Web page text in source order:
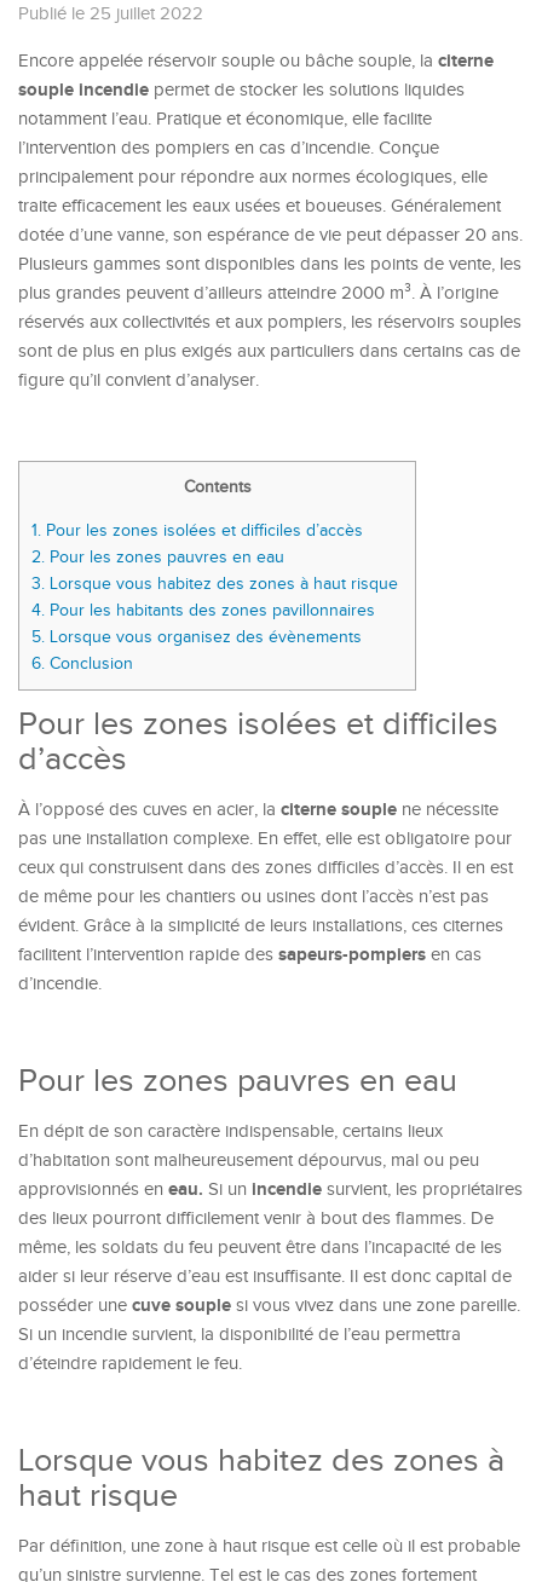
Publié le 25 juillet 2022
Encore appelée réservoir souple ou bâche souple, la citerne
souple incendie permet de stocker les solutions liquides
notamment l’eau. Pratique et économique, elle facilite
l’intervention des pompiers en cas d’incendie. Conçue
principalement pour répondre aux normes écologiques, elle
traite efficacement les eaux usées et boueuses. Généralement
dotée d’une vanne, son espérance de vie peut dépasser 20 ans.
Plusieurs gammes sont disponibles dans les points de vente, les
plus grandes peuvent d’ailleurs atteindre 2000 m³. À l’origine
réservés aux collectivités et aux pompiers, les réservoirs souples
sont de plus en plus exigés aux particuliers dans certains cas de
figure qu’il convient d’analyser.
Contents
1. Pour les zones isolées et difficiles d’accès
2. Pour les zones pauvres en eau
3. Lorsque vous habitez des zones à haut risque
4. Pour les habitants des zones pavillonnaires
5. Lorsque vous organisez des évènements
6. Conclusion
Pour les zones isolées et difficiles
d’accès
À l’opposé des cuves en acier, la citerne souple ne nécessite
pas une installation complexe. En effet, elle est obligatoire pour
ceux qui construisent dans des zones difficiles d’accès. Il en est
de même pour les chantiers ou usines dont l’accès n’est pas
évident. Grâce à la simplicité de leurs installations, ces citernes
facilitent l’intervention rapide des sapeurs-pompiers en cas
d’incendie.
Pour les zones pauvres en eau
En dépit de son caractère indispensable, certains lieux
d’habitation sont malheureusement dépourvus, mal ou peu
approvisionnés en eau. Si un incendie survient, les propriétaires
des lieux pourront difficilement venir à bout des flammes. De
même, les soldats du feu peuvent être dans l’incapacité de les
aider si leur réserve d’eau est insuffisante. Il est donc capital de
posséder une cuve souple si vous vivez dans une zone pareille.
Si un incendie survient, la disponibilité de l’eau permettra
d’éteindre rapidement le feu.
Lorsque vous habitez des zones à
haut risque
Par définition, une zone à haut risque est celle où il est probable
qu’un sinistre survienne. Tel est le cas des zones fortement